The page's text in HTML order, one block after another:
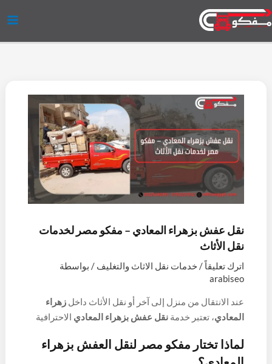
تخطي
إلى
المحتوى
نقل عفش بزهراء المعادي – مفكو مصر لخدمات
نقل الأثاث
اترك تعليقاً/ خدمات نقل الاثاث والتغليف / بواسطة
arabiseo
عند الانتقال من منزل إلى آخر أو نقل الأثاث داخلزهراء
المعادي، تعتبر خدمةنقل عفش بزهراء المعادي الاحترافية
مفكو مصرخدمات متكاملة تشملنقل الاثاث، تغليف
لماذا تختار مفكو مصر لنقل العفش بزهراء